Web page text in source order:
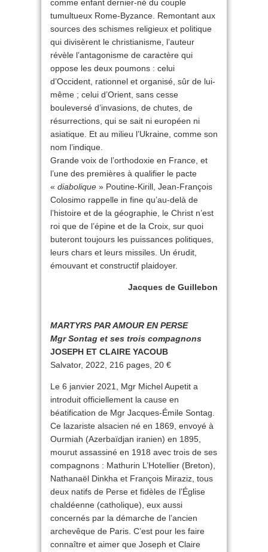
comme enfant dernier-né du couple
tumultueux Rome-Byzance. Remontant aux
sources des schismes religieux et politique
qui divisèrent le christianisme, l’auteur
révèle l’antagonisme de caractère qui
oppose les deux poumons : celui
d’Occident, rationnel et organisé, sûr de lui-
même ; celui d’Orient, sans cesse
bouleversé d’invasions, de chutes, de
résurrections, qui se sait ni européen ni
asiatique. Et au milieu l’Ukraine, comme son
nom l’indique.
Grande voix de l’orthodoxie en France, et
l’une des premières à qualifier le pacte
« diabolique » Poutine-Kirill, Jean-François
Colosimo rappelle in fine qu’au-delà de
l’histoire et de la géographie, le Christ n’est
roi que de l’épine et de la Croix, sur quoi
buteront toujours les puissances politiques,
leurs chars et leurs missiles. Un érudit,
émouvant et constructif plaidoyer.
Jacques de Guillebon
MARTYRS PAR AMOUR EN PERSE
Mgr Sontag et ses trois compagnons
JOSEPH ET CLAIRE YACOUB
Salvator, 2022, 216 pages, 20 €
Le 6 janvier 2021, Mgr Michel Aupetit a
introduit officiellement la cause en
béatification de Mgr Jacques-Émile Sontag.
Ce lazariste alsacien né en 1869, envoyé à
Ourmiah (Azerbaïdjan iranien) en 1895,
mourut assassiné en 1918 avec trois de ses
compagnons : Mathurin L’Hotellier (Breton),
Nathanaël Dinkha et François Miraziz, tous
deux natifs de Perse et fidèles de l’Église
chaldéenne (catholique), eux aussi
concernés par la démarche de l’ancien
archevêque de Paris. C’est pour les faire
connaître et aimer que Joseph et Claire